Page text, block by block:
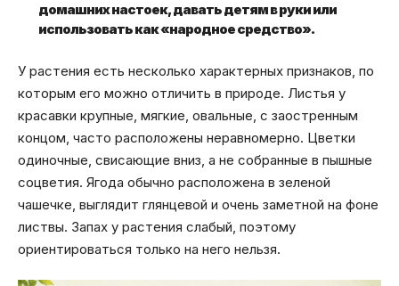
домашних настоек, давать детям в руки или
использовать как «народное средство».
У растения есть несколько характерных признаков, по
которым его можно отличить в природе. Листья у
красавки крупные, мягкие, овальные, с заостренным
концом, часто расположены неравномерно. Цветки
одиночные, свисающие вниз, а не собранные в пышные
соцветия. Ягода обычно расположена в зеленой
чашечке, выглядит глянцевой и очень заметной на фоне
листвы. Запах у растения слабый, поэтому
ориентироваться только на него нельзя.